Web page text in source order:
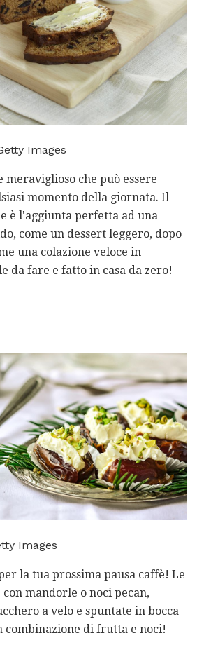
Images
meraviglioso che può essere
momento della giornata. Il
è l'aggiunta perfetta ad una
come un dessert leggero, dopo
una colazione veloce in
da fare e fatto in casa da zero!
Images
la tua prossima pausa caffè! Le
mandorle o noci pecan,
a velo e spuntate in bocca
combinazione di frutta e noci!